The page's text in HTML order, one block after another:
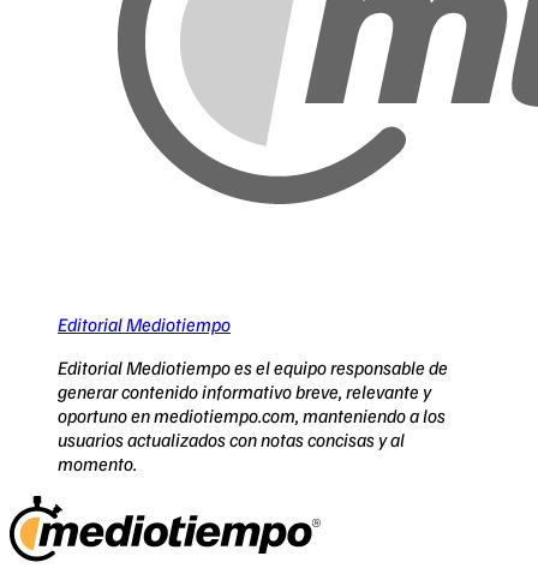
Editorial Mediotiempo
Editorial Mediotiempo es el equipo responsable de
generar contenido informativo breve, relevante y
oportuno en mediotiempo.com, manteniendo a los
usuarios actualizados con notas concisas y al
momento.